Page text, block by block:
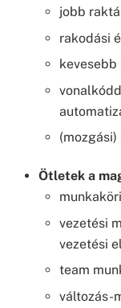
jobb
rakodási
kevesebb
Ötletek a
vezetési
vezetési
team
változás-